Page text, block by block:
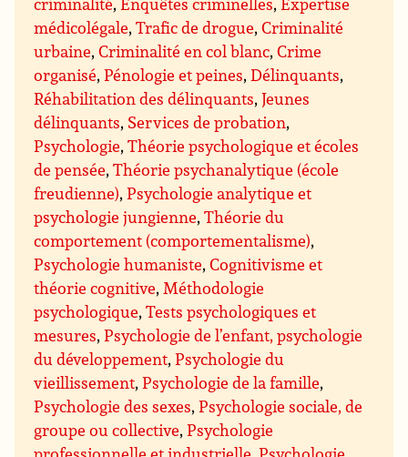
médicolégale,Trafic de drogue,Criminalité
urbaine,Criminalité en col blanc,Crime
organisé,Pénologie et peines,Délinquants,
Réhabilitation des délinquants,Jeunes
délinquants, Services de probation,
Psychologie,Théorie psychologique et écoles
de pensée,Théorie psychanalytique (école
freudienne),Psychologie analytique et
psychologie jungienne,Théorie du
comportement (comportementalisme),
Psychologie humaniste,Cognitivisme et
théorie cognitive,Méthodologie
psychologique,Tests psychologiques et
mesures,Psychologie de l’enfant, psychologie
du développement,Psychologie du
vieillissement,Psychologie de la famille,
Psychologie des sexes,Psychologie sociale, de
groupe ou collective,Psychologie